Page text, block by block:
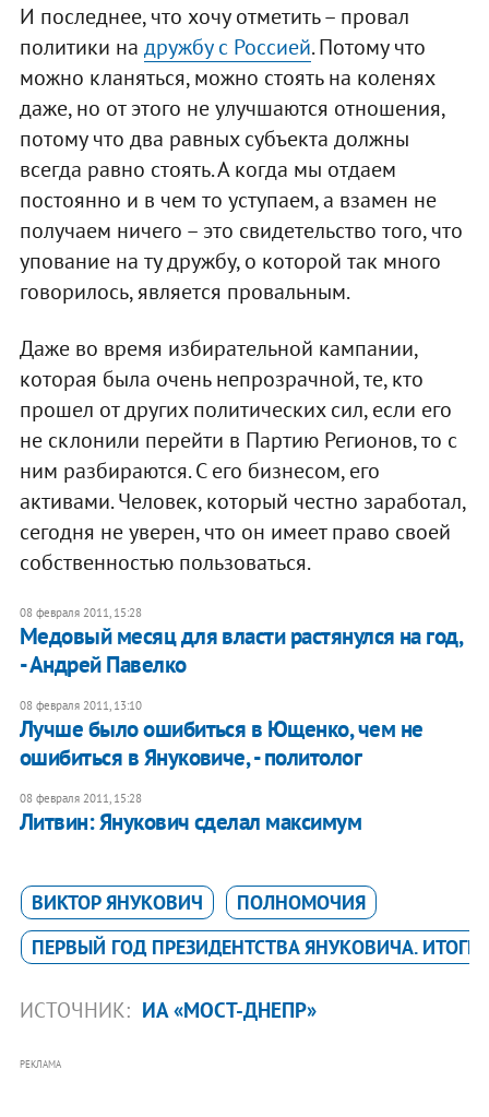
И последнее, что хочу отметить – провал
политики на дружбу с Россией. Потому что
можно кланяться, можно стоять на коленях
даже, но от этого не улучшаются отношения,
потому что два равных субъекта должны
всегда равно стоять. А когда мы отдаем
постоянно и в чем то уступаем, а взамен не
получаем ничего – это свидетельство того, что
упование на ту дружбу, о которой так много
говорилось, является провальным.
Даже во время избирательной кампании,
которая была очень непрозрачной, те, кто
прошел от других политических сил, если его
не склонили перейти в Партию Регионов, то с
ним разбираются. С его бизнесом, его
активами. Человек, который честно заработал,
сегодня не уверен, что он имеет право своей
собственностью пользоваться.
08 февраля 2011, 15:28
Медовый месяц для власти растянулся на год,
- Андрей Павелко
08 февраля 2011, 13:10
Лучше было ошибиться в Ющенко, чем не
ошибиться в Януковиче, - политолог
08 февраля 2011, 15:28
Литвин: Янукович сделал максимум
ВИКТОР ЯНУКОВИЧ
ПОЛНОМОЧИЯ
ПЕРВЫЙ ГОД ПРЕЗИДЕНТСТВА ЯНУКОВИЧА. ИТОГИ
ИСТОЧНИК: ИА «МОСТ-ДНЕПР»
РЕКЛАМА